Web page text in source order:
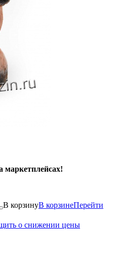
маркетплейсах!
В корзинуВ корзинеПерейти
о снижении цены